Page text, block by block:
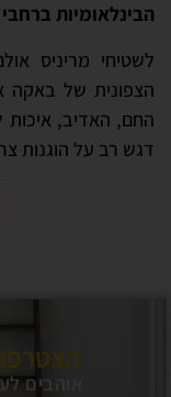
הבינלאומיות
לשטיחי מריניס
הצפונית של באקה
החם, האדיב, איכות
דגש רב על הוגנות
אוהבים